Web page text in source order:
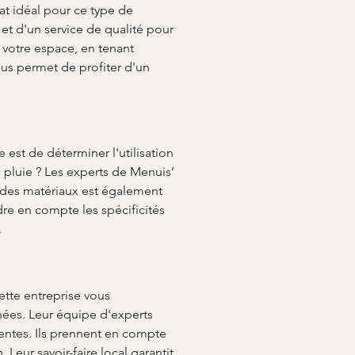
idéal pour ce type de
d'un service de qualité pour
espace, en tenant
permet de profiter d'un
est de déterminer l'utilisation
? Les experts de Menuis’
matériaux est également
en compte les spécificités
entreprise vous
Leur équipe d'experts
Ils prennent en compte